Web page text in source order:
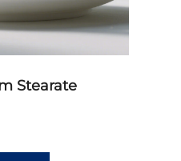
Stearate